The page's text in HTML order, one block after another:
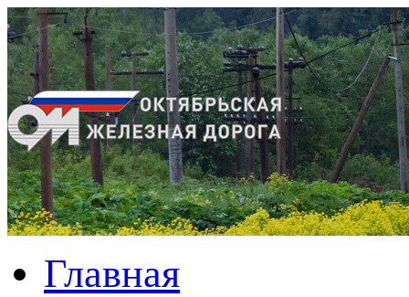
Главная